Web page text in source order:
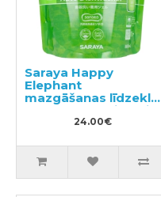
Saraya Happy
Elephant
mazgāšanas līdzeklis
trauku mazgājamai
mašīnai, pildviela
24.00€